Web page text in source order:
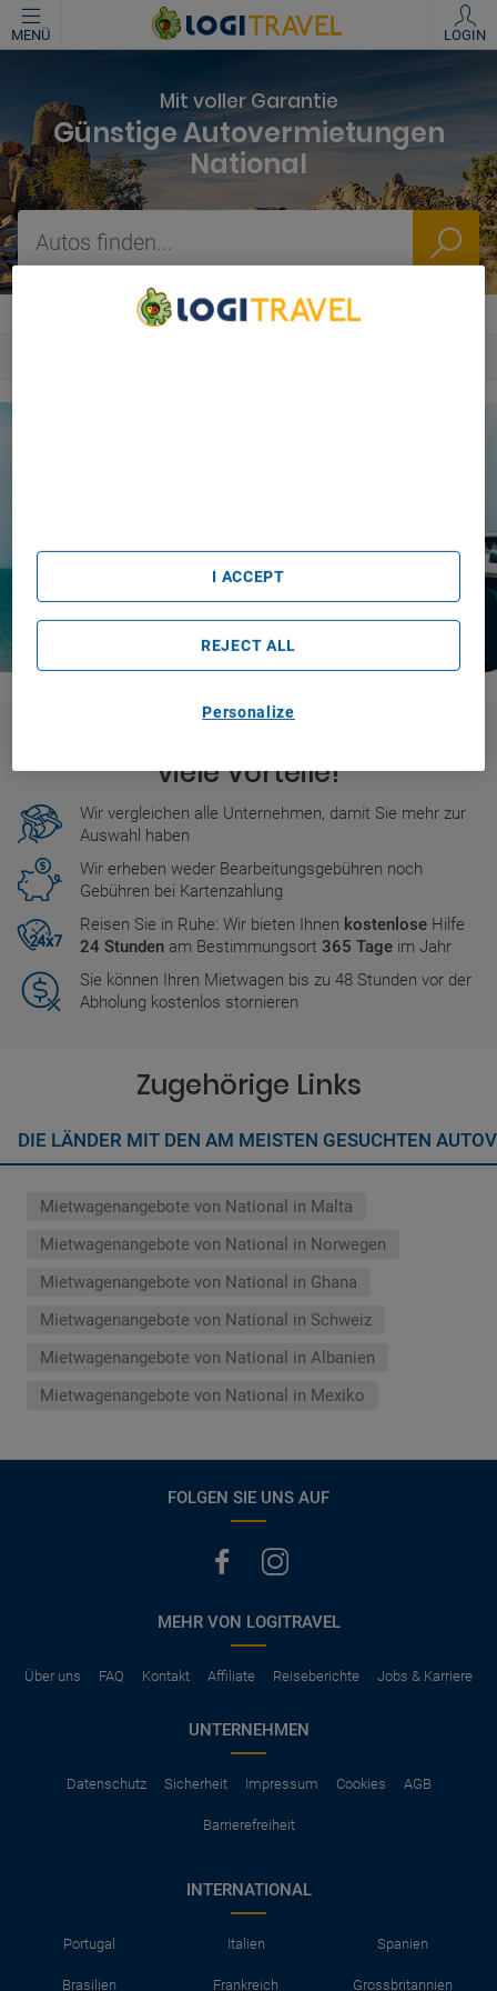
MENÜ LOGIN
Mit voller Garantie
Günstige Autovermietungen
National
Autos finden...
National Deutschland
National
viele Vorteile!
Wir vergleichen alle Unternehmen, damit Sie mehr zur
Auswahl haben
Wir erheben weder Bearbeitungsgebühren noch
Gebühren bei Kartenzahlung
Reisen Sie in Ruhe: Wir bieten Ihnen kostenlose Hilfe
24 Stunden am Bestimmungsort 365 Tage im Jahr
Sie können Ihren Mietwagen bis zu 48 Stunden vor der
Abholung kostenlos stornieren
Zugehörige Links
DIE LÄNDER MIT DEN AM MEISTEN GESUCHTEN
Mietwagenangebote von National in Malta
Mietwagenangebote von National in Norwegen
Mietwagenangebote von National in Ghana
Mietwagenangebote von National in Schweiz
Mietwagenangebote von National in Albanien
Mietwagenangebote von National in Mexiko
FOLGEN SIE UNS AUF
MEHR VON LOGITRAVEL
Über uns FAQ Kontakt Affiliate Reiseberichte Jobs & Karriere
UNTERNEHMEN
Datenschutz Sicherheit Impressum Cookies AGB
Barrierefreiheit
INTERNATIONAL
Portugal Italien Spanien
Brasilien Frankreich Grossbritannien
Personalize
REJECT ALL
I ACCEPT